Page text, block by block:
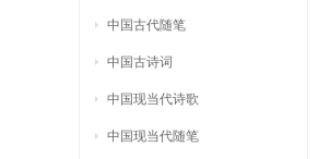
中国古代随笔
中国古诗词
中国现当代诗歌
中国现当代随笔